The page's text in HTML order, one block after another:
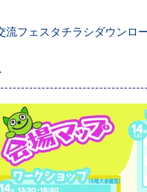
流フェスタチラシダウンロ